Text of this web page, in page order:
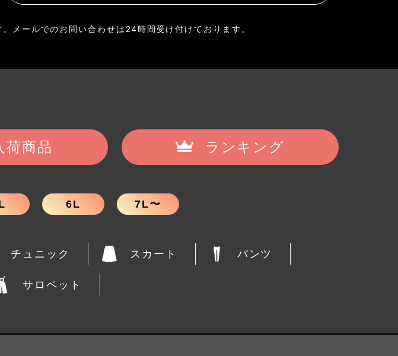
メールでのお問い合わせは24時間受け付けております。
荷商品 ランキング
6L 7L〜
チュニック スカート パンツ
サロペット